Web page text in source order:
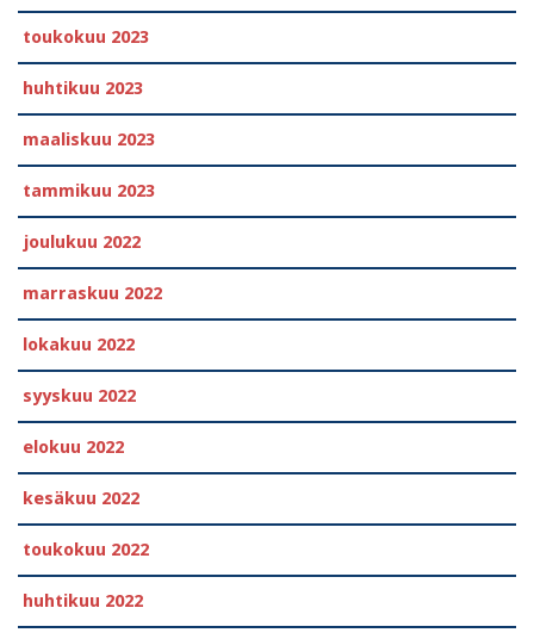
toukokuu 2023
huhtikuu 2023
maaliskuu 2023
tammikuu 2023
joulukuu 2022
marraskuu 2022
lokakuu 2022
syyskuu 2022
elokuu 2022
kesäkuu 2022
toukokuu 2022
huhtikuu 2022